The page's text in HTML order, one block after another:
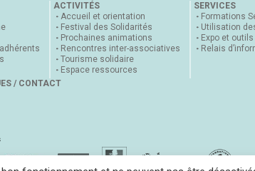
ACTIVITÉS
Accueil et orientation
Festival des Solidarités
Prochaines animations
Rencontres inter-associatives
Tourisme solidaire
Espace ressources
SERVICES
Formations
Utilisation
Expo et
Relais
/ CONTACT